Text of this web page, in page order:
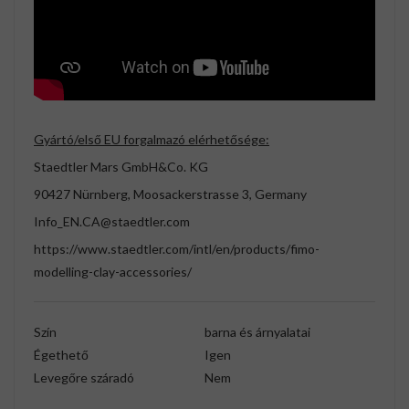
Gyártó/első EU forgalmazó elérhetősége:
Staedtler Mars GmbH&Co. KG
90427 Nürnberg, Moosackerstrasse 3, Germany
Info_EN.CA@staedtler.com
https://www.staedtler.com/intl/en/products/fimo-
modelling-clay-accessories/
Szín
barna és árnyalatai
Égethető
Igen
Levegőre száradó
Nem